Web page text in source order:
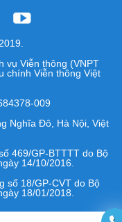
vụ Viễn thông (VNPT
chính Viễn thông Việt
009
Nghĩa Đô, Hà Nội, Việt
469/GP-BTTTT do Bộ
14/10/2016.
số 18/GP-CVT do Bộ
18/01/2018.